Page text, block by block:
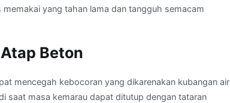
yang tahan lama dan tangguh semacam
Beton
mencegah kebocoran yang dikarenakan kubangan air
saat masa kemarau dapat ditutup dengan tataran